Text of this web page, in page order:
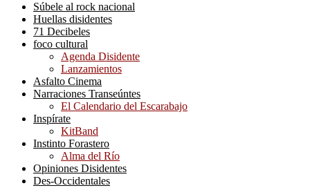
Súbele al rock nacional
Huellas disidentes
71 Decibeles
foco cultural
Agenda Disidente
Lanzamientos
Asfalto Cinema
Narraciones Transeúntes
El Calendario del Escarabajo
Inspírate
KitBand
Instinto Forastero
Alma del Río
Opiniones Disidentes
Des-Occidentales